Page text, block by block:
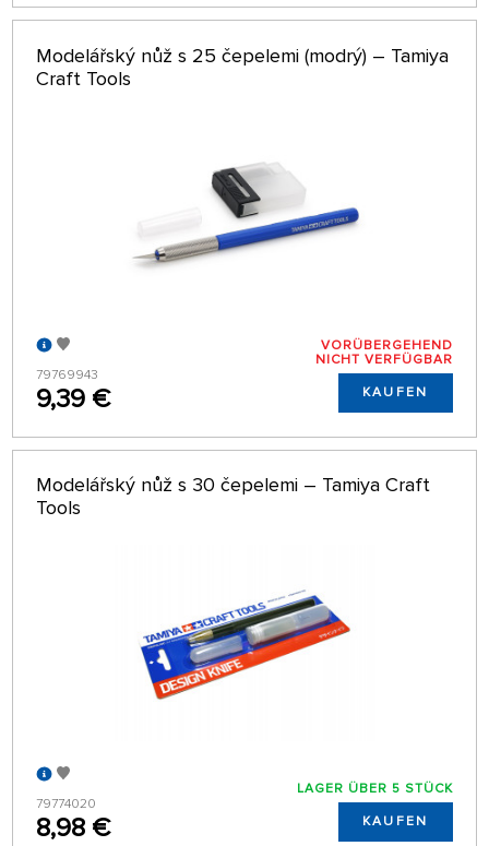
Modelářský nůž s 25 čepelemi (modrý) – Tamiya
Craft Tools
79769943
9,39 €
VORÜBERGEHEND
NICHT VERFÜGBAR
KAUFEN
Modelářský nůž s 30 čepelemi – Tamiya Craft
Tools
79774020
8,98 €
LAGER ÜBER 5 STÜCK
KAUFEN